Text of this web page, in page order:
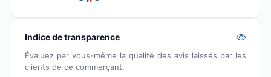
Indice de transparence
Évaluez par vous-même la qualité des avis laissés par les
clients de ce commerçant.